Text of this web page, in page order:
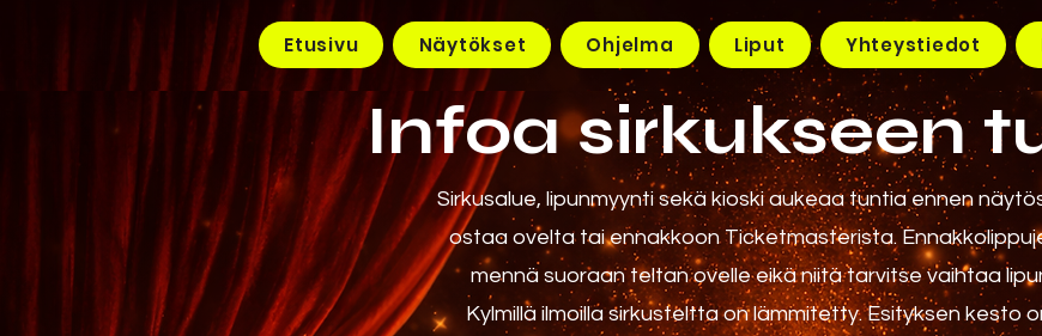
Etusivu Näytökset Ohjelma Liput Yhteystiedot
Infoa sirkukseen
Sirkusalue, lipunmyynti sekä kioski aukeaa tuntia ennen
ostaa ovelta tai ennakkoon Ticketmasterista.
mennä suoraan teltan ovelle eikä niitä tarvitse vaihtaa
Kylmillä ilmoilla sirkusteltta on lämmitetty. Esityksen kesto